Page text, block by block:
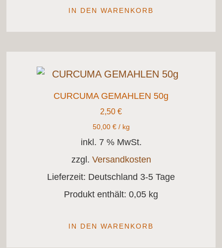
IN DEN WARENKORB
CURCUMA GEMAHLEN 50g
2,50 €
50,00 €/ kg
inkl. 7 % MwSt.
zzgl. Versandkosten
Lieferzeit: Deutschland 3-5 Tage
Produkt enthält: 0,05 kg
IN DEN WARENKORB